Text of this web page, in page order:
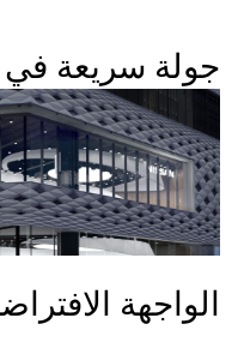
جولة سريعة
الواجهة